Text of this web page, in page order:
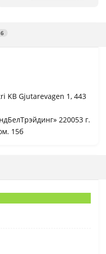
6
KB Gjutarevagen 1, 443
220053 г.
15б